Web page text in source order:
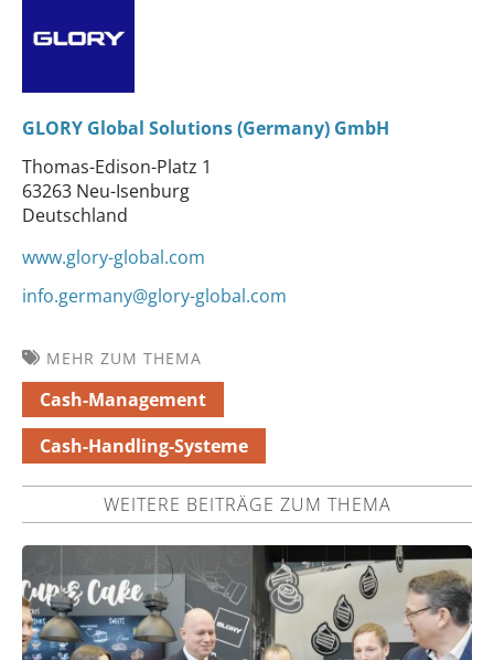
GLORY Global Solutions (Germany) GmbH
Thomas-Edison-Platz 1
63263 Neu-Isenburg
Deutschland
www.glory-global.com
info.germany@glory-global.com
MEHR ZUM THEMA
Cash-Management
Cash-Handling-Systeme
WEITERE BEITRÄGE ZUM THEMA